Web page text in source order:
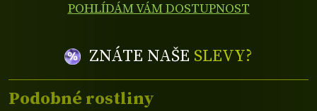
POHLÍDÁM VÁM DOSTUPNOST
ZNÁTE NAŠE SLEVY?
Podobné rostliny